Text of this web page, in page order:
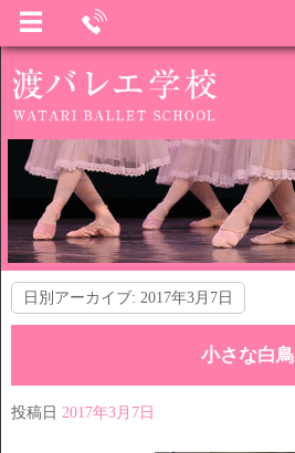
日別アーカイブ: 2017年3月7日
小さな白鳥
投稿日 2017年3月7日